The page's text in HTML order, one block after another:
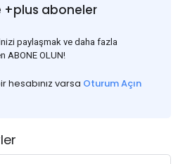
+plus aboneler
paylaşmak ve daha fazla
ABONE OLUN!
hesabınız varsa Oturum Açın